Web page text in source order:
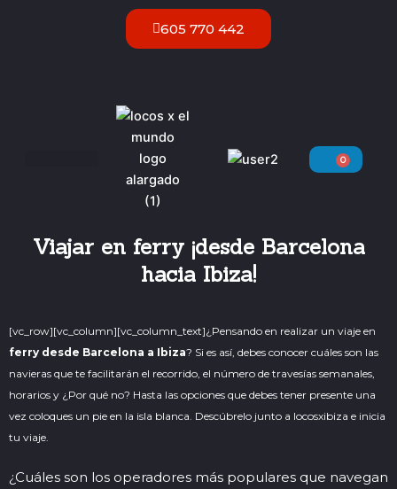
605 770 442
0
Viajar en ferry ¡desde Barcelona
hacia Ibiza!
[vc_row][vc_column][vc_column_text]¿Pensando en realizar un viaje en
ferry desde Barcelona a Ibiza? Si es así, debes conocer cuáles son las
navieras que te facilitarán el recorrido, el número de travesías semanales,
horarios y ¿Por qué no? Hasta las opciones que debes tener presente una
vez coloques un pie en la isla blanca. Descúbrelo junto a locosxibiza e inicia
tu viaje.
¿Cuáles son los operadores más populares que navegan